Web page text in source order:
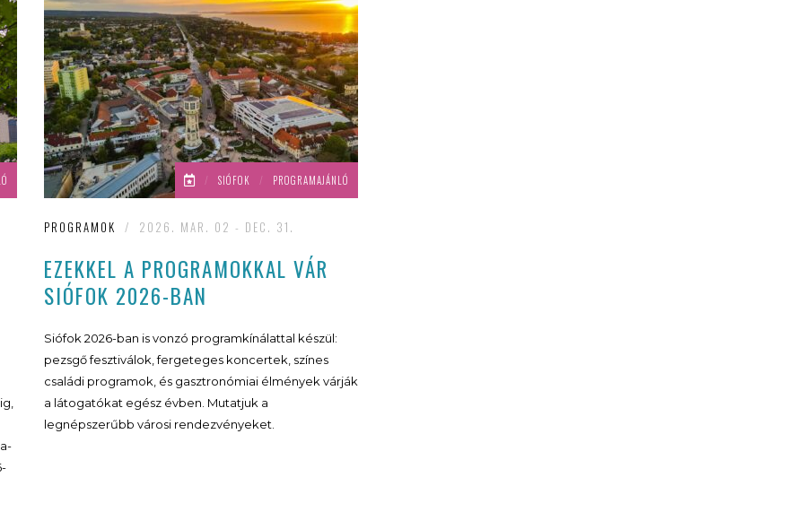
gasztronómiai élményekkel várja
a látogatókat.
/ SIÓFOK / PROGRAMAJÁNLÓ
PROGRAMOK / 2026. MAR. 02 - DEC. 31.
EZEKKEL A PROGRAMOKKAL VÁR
SIÓFOK 2026-BAN
Siófok 2026-ban is vonzó programkínálattal készül:
pezsgő fesztiválok, fergeteges koncertek, színes
családi programok, és gasztronómiai élmények várják
a látogatókat egész évben. Mutatjuk a
legnépszerűbb városi rendezvényeket.